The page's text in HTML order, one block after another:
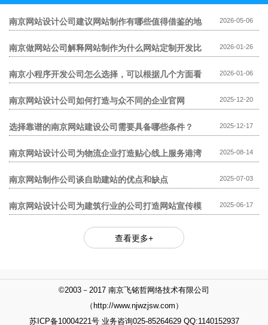
南京网站设计公司建议网站制作有哪些值得借鉴的地
2026-05-06
南京做网站公司解释网站制作为什么网站定制开发比
2026-01-26
南京小程序开发公司怎么选择，可以根据几个方面看 2026-01-06
南京网站设计公司如何打造与众不同的企业官网 2025-12-20
选择靠谱的南京网站建设公司需要具备哪些条件？ 2025-12-17
南京网站设计公司为物流企业打造贴心线上服务港湾 2025-08-14
南京网站制作公司谈自助建站的优点和缺点 2025-07-03
南京网站设计公司为建筑行业的公司打造网站宣传模
2025-06-17
查看更多+
©2003－2017 南京飞铭哲网络技术有限公司
（http://www.njwzjsw.com）
苏ICP备10004221号 业务咨询025-85264629 QQ:1140152937